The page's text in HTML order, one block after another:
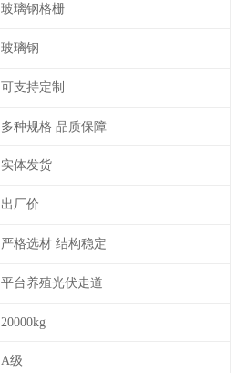
玻璃钢格栅
玻璃钢
可支持定制
多种规格 品质保障
实体发货
出厂价
严格选材 结构稳定
平台养殖光伏走道
20000kg
A级